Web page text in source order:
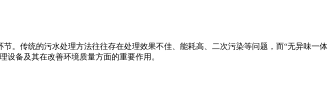
。传统的污水处理方法往往存在处理效果不佳、能耗高、二次污染等问题，而“无异味一体
备及其在改善环境质量方面的重要作用。